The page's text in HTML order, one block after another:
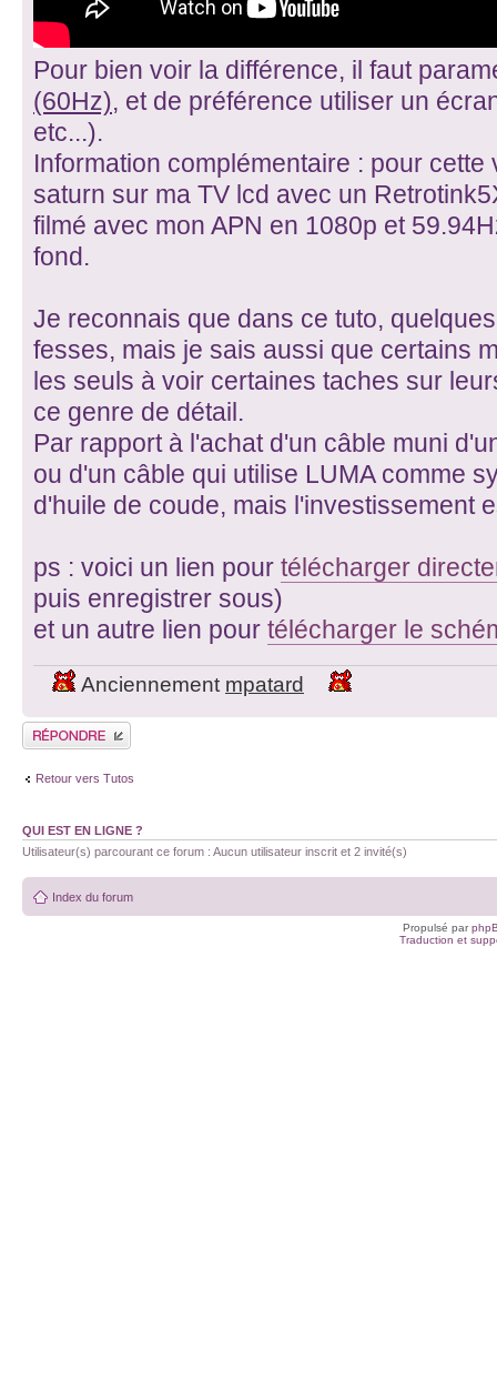
Pour bien voir la différence, il faut
(60Hz), et de préférence utiliser un
etc...).
Information complémentaire : pour cette
saturn sur ma TV lcd avec un
filmé avec mon APN en 1080p et
fond.
Je reconnais que dans ce tuto,
fesses, mais je sais aussi que certains
les seuls à voir certaines taches sur
ce genre de détail.
Par rapport à l'achat d'un câble muni
ou d'un câble qui utilise LUMA comme
d'huile de coude, mais l'investissement
ps : voici un lien pour télécharger
puis enregistrer sous)
et un autre lien pour télécharger le
Anciennement mpatard
Publier une réponse
Retour vers Tutos
QUI EST EN LIGNE ?
Utilisateur(s) parcourant ce forum : Aucun utilisateur inscrit et 2 invité(s)
Index du forum
Propulsé par
Traduction et